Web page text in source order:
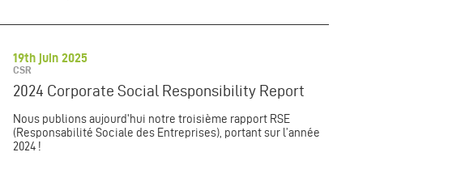
19th juin 2025
CSR
2024 Corporate Social Responsibility Report
Nous publions aujourd'hui notre troisième rapport RSE
(Responsabilité Sociale des Entreprises), portant sur l’année
2024 !